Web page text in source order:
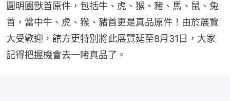
圓明園獸首原件，包括牛、虎、猴、豬、馬、鼠、兔
首，當中牛、虎、猴、豬首更是真品原件！由於展覽
大受歡迎，館方更特別將此展覽延至8月31日，大家
記得把握機會去一睹真品了。